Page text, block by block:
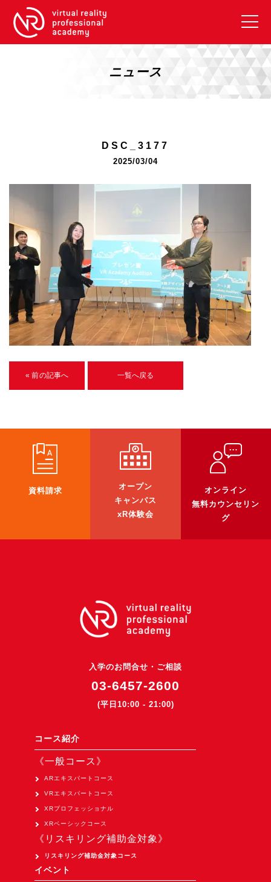
VRアカデミーとは
【2026年10月】ARエキスパートコース
【2026年10月】XRプロフェッショナル
《リスキリング補助金コース》
リスキリング補助金対象コース説明
《SDGs》
U-15メタバースプログラミング講座
入学案内
受講生紹介
イベント
ブログ
企業向け
《3DGS》
3DGSスキャンサービス
《最新プロダクト》
超体験★販促システム『XR Showcase Hub』2025年4月発売
バーチャルイベントプラットフォーム『MetaLiveStage』2025年
3D空間キャプチャーアプリ『Qoocan』
製造現場を革新する！『XR Worksupport Hub』開発中
>XR Museum『Artlogue』開発中
《企業研修》
Unity研修
HoloLens 2 アプリ開発研修
《研究会》
XRビジネスフォーラム
ニュース
DSC_3177
2025/03/04
« 前の記事へ 一覧へ戻る
資料請求
オープン
キャンパス
xR体験会
オンライン
無料カウンセリン
グ
入学のお問合せ・ご相談
03-6457-2600
(平日10:00 - 21:00)
コース紹介
《一般コース》
ARエキスパートコース
VRエキスパートコース
XRプロフェッショナル
XRベーシックコース
《リスキリング補助金対象》
リスキリング補助金対象コース
イベント